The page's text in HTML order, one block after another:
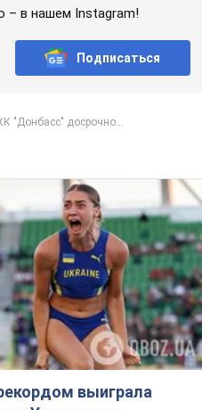
– в нашем Instagram!
Подписаться
"Донбасс" досрочно...
выиграла